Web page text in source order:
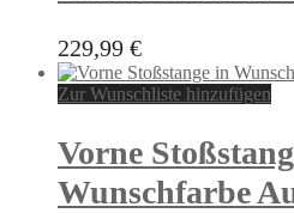
229,99 €
Zur Wunschliste hinzufügen
Vorne
Wunschfarbe